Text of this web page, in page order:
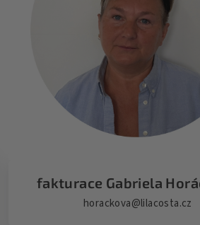
fakturace Gabriela
horackova@lilacosta.cz